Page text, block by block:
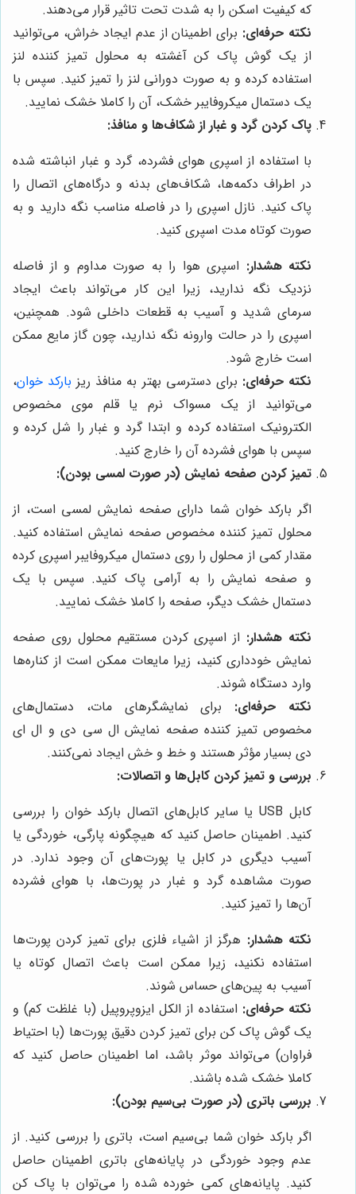
که کیفیت اسکن را به شدت تحت تاثیر قرار می‌دهند.
نکته حرفه‌ای: برای اطمینان از عدم ایجاد خراش، می‌توانید
از یک گوش پاک کن آغشته به محلول تمیز کننده لنز
استفاده کرده و به صورت دورانی لنز را تمیز کنید. سپس با
یک دستمال میکروفایبر خشک، آن را کاملا خشک نمایید.
پاک کردن گرد و غبار از شکاف‌ها و منافذ:
با استفاده از اسپری هوای فشرده، گرد و غبار انباشته شده
در اطراف دکمه‌ها، شکاف‌های بدنه و درگاه‌های اتصال را
پاک کنید. نازل اسپری را در فاصله مناسب نگه دارید و به
صورت کوتاه مدت اسپری کنید.
نکته هشدار: اسپری هوا را به صورت مداوم و از فاصله
نزدیک نگه ندارید، زیرا این کار می‌تواند باعث ایجاد
سرمای شدید و آسیب به قطعات داخلی شود. همچنین،
اسپری را در حالت وارونه نگه ندارید، چون گاز مایع ممکن
است خارج شود.
نکته حرفه‌ای: برای دسترسی بهتر به منافذ ریز بارکد خوان،
می‌توانید از یک مسواک نرم یا قلم موی مخصوص
الکترونیک استفاده کرده و ابتدا گرد و غبار را شل کرده و
سپس با هوای فشرده آن را خارج کنید.
تمیز کردن صفحه نمایش (در صورت لمسی بودن):
اگر بارکد خوان شما دارای صفحه نمایش لمسی است، از
محلول تمیز کننده مخصوص صفحه نمایش استفاده کنید.
مقدار کمی از محلول را روی دستمال میکروفایبر اسپری کرده
و صفحه نمایش را به آرامی پاک کنید. سپس با یک
دستمال خشک دیگر، صفحه را کاملا خشک نمایید.
نکته هشدار: از اسپری کردن مستقیم محلول روی صفحه
نمایش خودداری کنید، زیرا مایعات ممکن است از کناره‌ها
وارد دستگاه شوند.
نکته حرفه‌ای: برای نمایشگرهای مات، دستمال‌های
مخصوص تمیز کننده صفحه نمایش ال سی دی و ال ای
دی بسیار مؤثر هستند و خط و خش ایجاد نمی‌کنند.
بررسی و تمیز کردن کابل‌ها و اتصالات:
کابل USB یا سایر کابل‌های اتصال بارکد خوان را بررسی
کنید. اطمینان حاصل کنید که هیچگونه پارگی، خوردگی یا
آسیب دیگری در کابل یا پورت‌های آن وجود ندارد. در
صورت مشاهده گرد و غبار در پورت‌ها، با هوای فشرده
آن‌ها را تمیز کنید.
نکته هشدار: هرگز از اشیاء فلزی برای تمیز کردن پورت‌ها
استفاده نکنید، زیرا ممکن است باعث اتصال کوتاه یا
آسیب به پین‌های حساس شوند.
نکته حرفه‌ای: استفاده از الکل ایزوپروپیل (با غلظت کم) و
یک گوش پاک کن برای تمیز کردن دقیق پورت‌ها (با احتیاط
فراوان) می‌تواند موثر باشد، اما اطمینان حاصل کنید که
کاملا خشک شده باشند.
بررسی باتری (در صورت بی‌سیم بودن):
اگر بارکد خوان شما بی‌سیم است، باتری را بررسی کنید. از
عدم وجود خوردگی در پایانه‌های باتری اطمینان حاصل
کنید. پایانه‌های کمی خورده شده را می‌توان با پاک کن